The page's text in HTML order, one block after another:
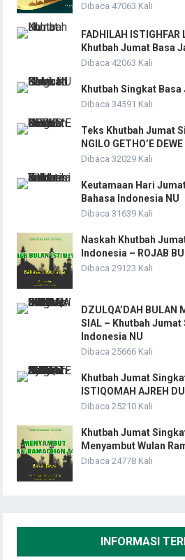
Dibaca 47063 Kali
FADHILAH ISTIGHFAR
Khutbah Jumat Basa
Dibaca 42063 Kali
Khutbah Singkat
Dibaca 34591 Kali
Teks Khutbah Jumat
NGILO GETHO’E DEWE
Dibaca 32029 Kali
Keutamaan Hari
Bahasa Indonesia NU
Dibaca 31639 Kali
Naskah Khutbah
Indonesia – ROJAB
Dibaca 29123 Kali
DZULQA’DAH BULAN
SIAL – Khutbah
Indonesia NU
Dibaca 25666 Kali
Khutbah Jumat
ISTIQOMAH AJREH
Dibaca 25210 Kali
Khutbah Jumat
Menyambut Wulan
Dibaca 24778 Kali
INFORMASI